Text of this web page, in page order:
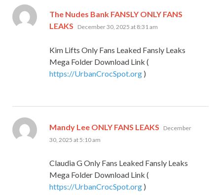
The Nudes Bank FANSLY ONLY FANS
LEAKS says:
December 30, 2025 at 8:31 am
Kim Lifts Only Fans Leaked Fansly Leaks
Mega Folder Download Link (
https://UrbanCrocSpot.org )
Mandy Lee ONLY FANS LEAKS says:
December
30, 2025 at 5:10 am
Claudia G Only Fans Leaked Fansly Leaks
Mega Folder Download Link (
https://UrbanCrocSpot.org )